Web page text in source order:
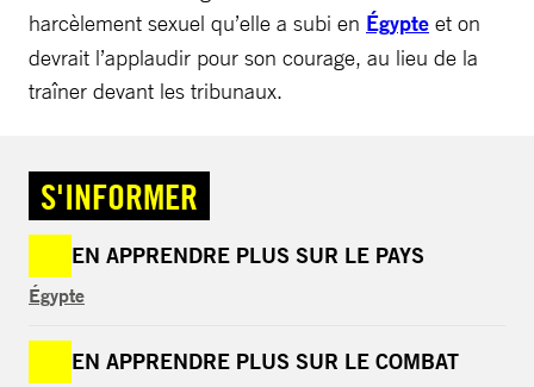
harcèlement sexuel qu’elle a subi en Égypte et on
devrait l’applaudir pour son courage, au lieu de la
traîner devant les tribunaux.
S'INFORMER
EN APPRENDRE PLUS SUR LE PAYS
Égypte
EN APPRENDRE PLUS SUR LE COMBAT